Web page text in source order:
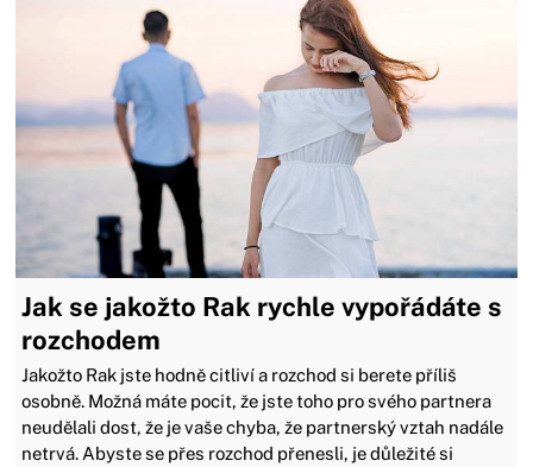
Jak se jakožto Rak rychle vypořádáte s
rozchodem
Jakožto Rak jste hodně citliví a rozchod si berete příliš
osobně. Možná máte pocit, že jste toho pro svého partnera
neudělali dost, že je vaše chyba, že partnerský vztah nadále
netrvá. Abyste se přes rozchod přenesli, je důležité si